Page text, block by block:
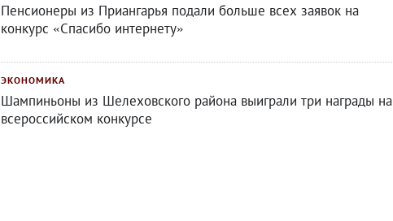
Пенсионеры из Приангарья подали больше всех заявок на
конкурс «Спасибо интернету»
ЭКОНОМИКА
Шампиньоны из Шелеховского района выиграли три награды на
всероссийском конкурсе